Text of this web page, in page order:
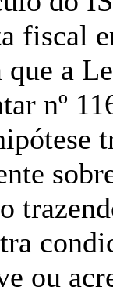
fiscal
que a
nº
ou